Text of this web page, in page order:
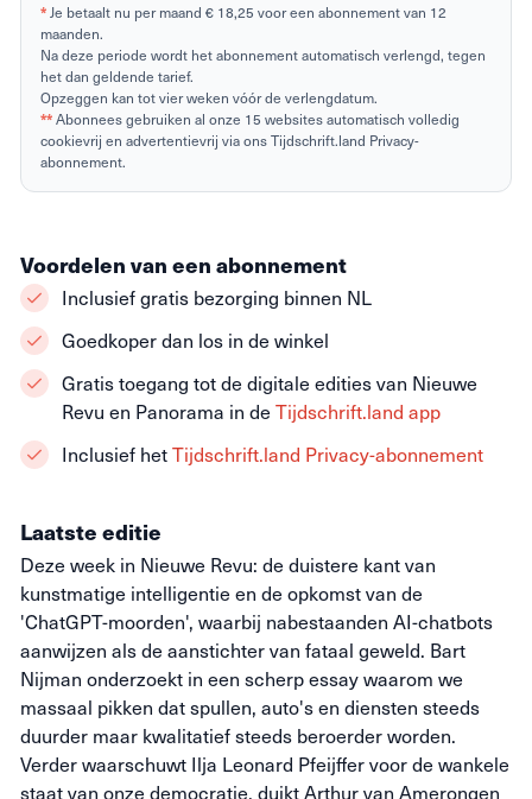
* Je betaalt nu per maand € 18,25 voor een abonnement van 12
maanden.
Na deze periode wordt het abonnement automatisch verlengd, tegen
het dan geldende tarief.
Opzeggen kan tot vier weken vóór de verlengdatum.
**Abonnees gebruiken al onze 15 websites automatisch volledig
cookievrij en advertentievrij via ons Tijdschrift.land Privacy-
abonnement.
Laatste editie
Deze week in Nieuwe Revu: de duistere kant van
kunstmatige intelligentie en de opkomst van de
'ChatGPT-moorden', waarbij nabestaanden AI-chatbots
aanwijzen als de aanstichter van fataal geweld. Bart
Nijman onderzoekt in een scherp essay waarom we
massaal pikken dat spullen, auto's en diensten steeds
duurder maar kwalitatief steeds beroerder worden.
Verder waarschuwt Ilja Leonard Pfeijffer voor de wankele
staat van onze democratie, duikt Arthur van Amerongen
Voordelen van een abonnement
Inclusief gratis bezorging binnen NL
Goedkoper dan los in de winkel
Gratis toegang tot de digitale edities van Nieuwe
Revu en Panorama in de Tijdschrift.land app
Inclusief hetTijdschrift.land Privacy-abonnement